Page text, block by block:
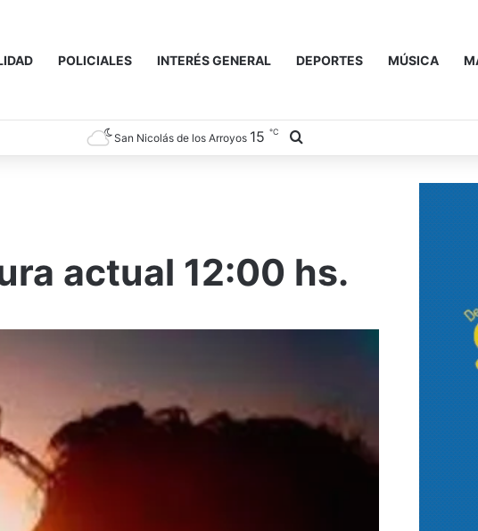
POLICIALES INTERÉS GENERAL DEPORTES MÚSICA
San Nicolás de los Arroyos 15 ℃
actual 12:00 hs.